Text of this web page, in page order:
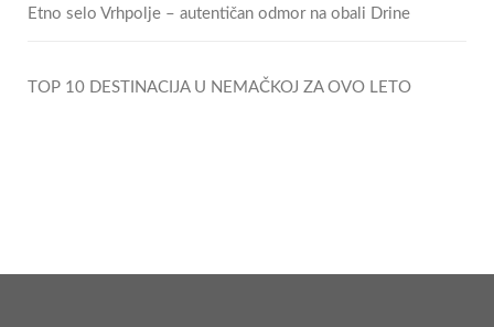
Etno selo Vrhpolje – autentičan odmor na obali Drine
TOP 10 DESTINACIJA U NEMAČKOJ ZA OVO LETO